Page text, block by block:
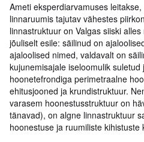
Ameti eksperdiarvamuses
linnaruumis tajutav vähestes
linnastruktuur on Valgas siiski
jõuliselt esile: säilinud on
ajaloolised nimed, valdavalt on
kujunemisajale iseloomulik suletud
hoonetefrondiga perimetraalne
ehitusjooned ja krundistruktuur.
varasem hoonestusstruktuur on
tänavad), on algne linnastruktuur
hoonestuse ja ruumiliste kihistuste